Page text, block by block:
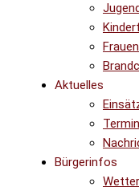
Aktuelles
Bürgerinfos
Wetter